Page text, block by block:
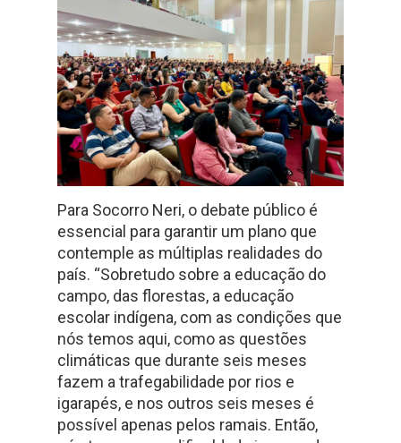
Para Socorro Neri, o debate público é
essencial para garantir um plano que
contemple as múltiplas realidades do
país. “Sobretudo sobre a educação do
campo, das florestas, a educação
escolar indígena, com as condições que
nós temos aqui, como as questões
climáticas que durante seis meses
fazem a trafegabilidade por rios e
igarapés, e nos outros seis meses é
possível apenas pelos ramais. Então,